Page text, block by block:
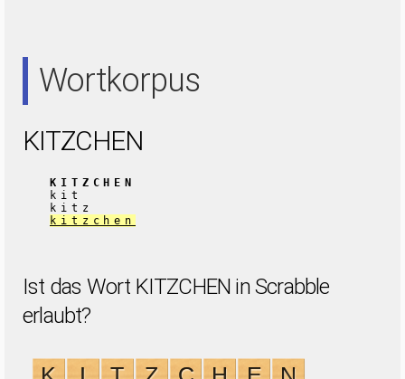
Wortkorpus
KITZCHEN
KITZCHEN
kit
kitz
kitzchen
Ist das Wort KITZCHEN in Scrabble
erlaubt?